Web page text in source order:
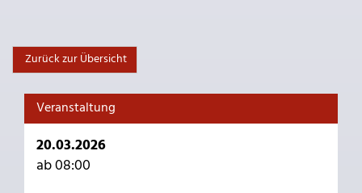
Zurück zur Übersicht
Veranstaltung
20.03.2026
ab 08:00